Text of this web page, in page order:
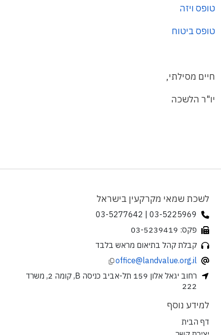
טופס ויזה
טופס ביטוח
חיים מסילתי,
יו"ר הלשכה
לשכת שמאי מקרקעין בישראל
03-5225969 | 03-5277642
פקס: 03-5239419
קבלת קהל בתיאום מראש בלבד
office@landvalue.org.il
רחוב יגאל אלון 159 תל-אביב כניסה B, קומה 2, משרד
222
למידע נוסף
דף הבית